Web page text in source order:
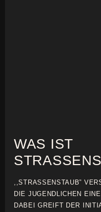
WAS IST
,,STRASSENSTAUB”
DIE JUGENDLICHEN
DABEI GREIFT DER